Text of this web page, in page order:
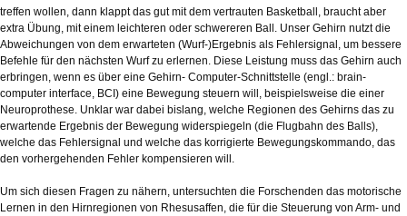
treffen wollen, dann klappt das gut mit dem vertrauten Basketball, braucht aber
extra Übung, mit einem leichteren oder schwereren Ball. Unser Gehirn nutzt die
Abweichungen von dem erwarteten (Wurf-)Ergebnis als Fehlersignal, um bessere
Befehle für den nächsten Wurf zu erlernen. Diese Leistung muss das Gehirn auch
erbringen, wenn es über eine Gehirn- Computer-Schnittstelle (engl.: brain-
computer interface, BCI) eine Bewegung steuern will, beispielsweise die einer
Neuroprothese. Unklar war dabei bislang, welche Regionen des Gehirns das zu
erwartende Ergebnis der Bewegung widerspiegeln (die Flugbahn des Balls),
welche das Fehlersignal und welche das korrigierte Bewegungskommando, das
den vorhergehenden Fehler kompensieren will.
Um sich diesen Fragen zu nähern, untersuchten die Forschenden das motorische
Lernen in den Hirnregionen von Rhesusaffen, die für die Steuerung von Arm- und